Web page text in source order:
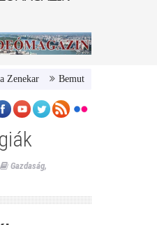
Bemutatta 2024/25-ös évadát
Gazdaság,